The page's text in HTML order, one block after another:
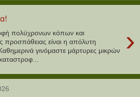
›
πολύχρονων κόπων και
προσπάθειας είναι η απόλυτη
γινόμαστε μάρτυρες μικρών